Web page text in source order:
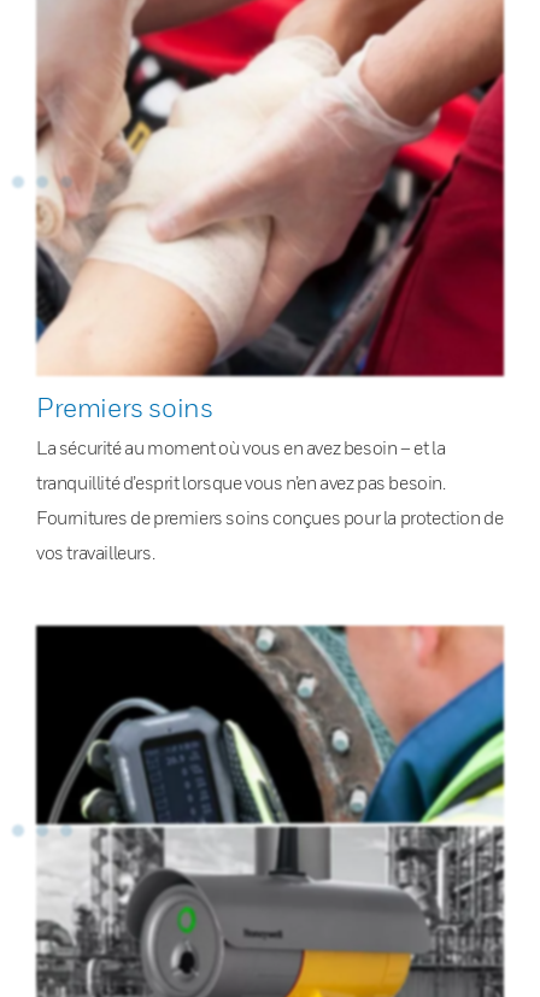
Premiers soins
La sécurité au moment où vous en avez besoin – et la
tranquillité d’esprit lorsque vous n’en avez pas besoin.
Fournitures de premiers soins conçues pour la protection de
vos travailleurs.